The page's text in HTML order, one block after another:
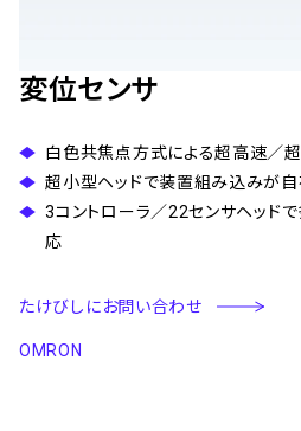
変位センサ
白色共焦点方式による超高速／
超小型ヘッドで装置組み込みが
3コントローラ／22センサヘッド
応
たけびしにお問い合わせ
OMRON